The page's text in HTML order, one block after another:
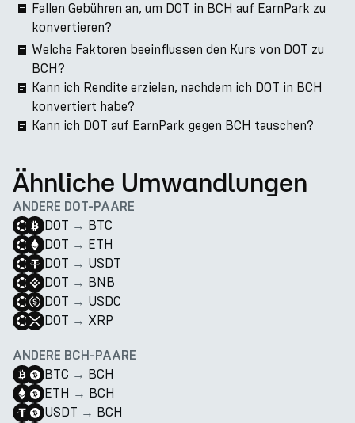
Fallen Gebühren an, um DOT in BCH auf EarnPark zu
konvertieren?
Welche Faktoren beeinflussen den Kurs von DOT zu
BCH?
Kann ich Rendite erzielen, nachdem ich DOT in BCH
konvertiert habe?
Kann ich DOT auf EarnPark gegen BCH tauschen?
Ähnliche Umwandlungen
ANDERE DOT-PAARE
DOT → BTC
DOT → ETH
DOT → USDT
DOT → BNB
DOT → USDC
DOT → XRP
ANDERE BCH-PAARE
BTC → BCH
ETH → BCH
USDT → BCH